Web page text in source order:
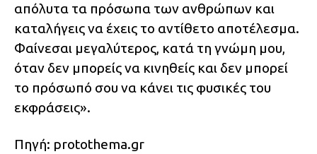
απόλυτα τα πρόσωπα των ανθρώπων και
καταλήγεις να έχεις το αντίθετο αποτέλεσμα.
Φαίνεσαι μεγαλύτερος, κατά τη γνώμη μου,
όταν δεν μπορείς να κινηθείς και δεν μπορεί
το πρόσωπό σου να κάνει τις φυσικές του
εκφράσεις».
Πηγή: protothema.gr